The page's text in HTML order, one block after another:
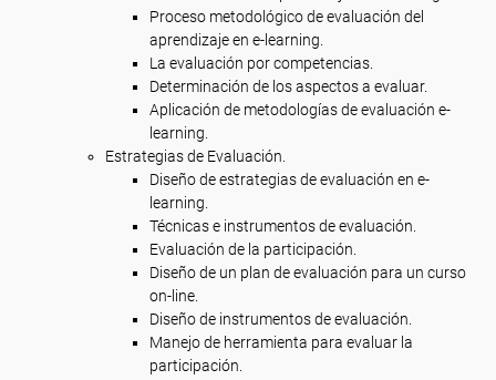
Proceso metodológico de evaluación del
aprendizaje en e-learning.
La evaluación por competencias.
Determinación de los aspectos a evaluar.
Aplicación de metodologías de evaluación e-
learning.
Estrategias de Evaluación.
Diseño de estrategias de evaluación en e-
learning.
Técnicas e instrumentos de evaluación.
Evaluación de la participación.
Diseño de un plan de evaluación para un curso
on-line.
Diseño de instrumentos de evaluación.
Manejo de herramienta para evaluar la
participación.